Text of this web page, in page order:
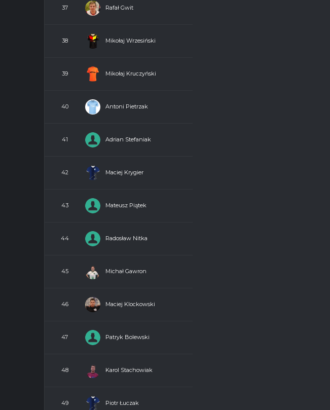
37 Rafał Gwit
38 Mikołaj Wrzesiński
39 Mikołaj Kruczyński
40 Antoni Pietrzak
41 Adrian Stefaniak
42 Maciej Krygier
43 Mateusz Piątek
44 Radosław Nitka
45 Michał Gawron
46 Maciej Klockowski
47 Patryk Bolewski
48 Karol Stachowiak
49 Piotr Łuczak